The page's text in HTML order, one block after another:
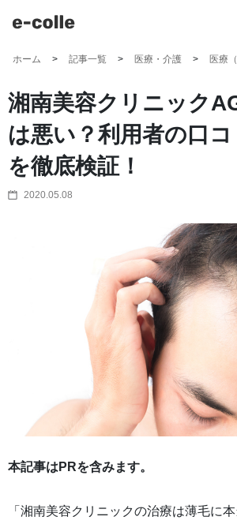
ホーム 記事一覧 医療・介護 医療
湘南美容クリニック
は悪い？利用者の口
を徹底検証！
2020.05.08
本記事はPRを含みます。
「湘南美容クリニックの治療は薄毛に